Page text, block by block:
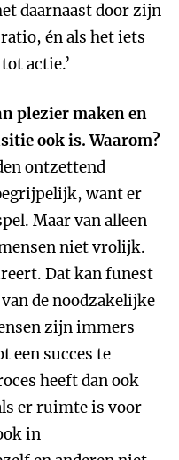
daarnaast door zijn
én als het iets
actie.’
plezier maken en
ook is. Waarom?
ontzettend
want er
Maar van alleen
niet vrolijk.
Dat kan funest
de noodzakelijke
zijn immers
een succes te
heeft dan ook
er ruimte is voor
in